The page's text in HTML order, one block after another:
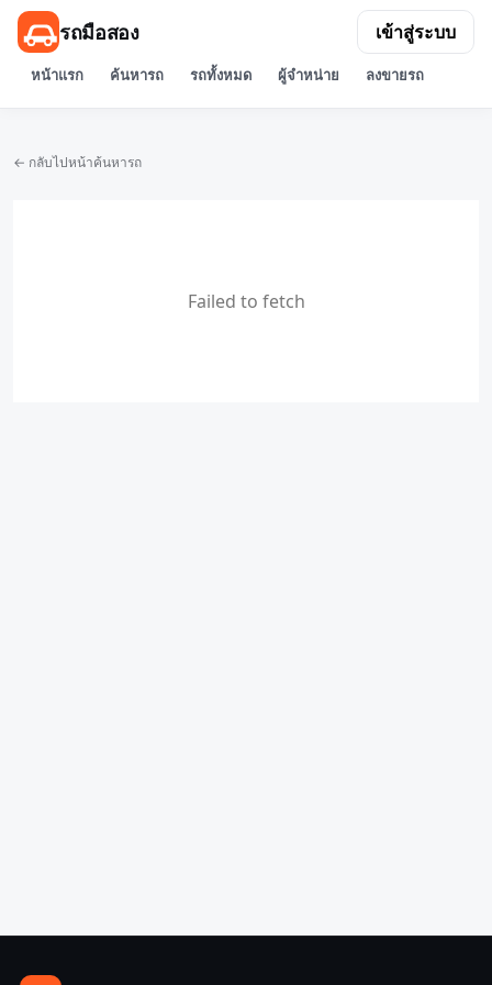
รถมือสอง
หน้าแรก ค้นหารถ รถทั้งหมด ผู้จำหน่าย ลงขายรถ
เข้าสู่ระบบ
← กลับไปหน้าค้นหารถ
Failed to fetch